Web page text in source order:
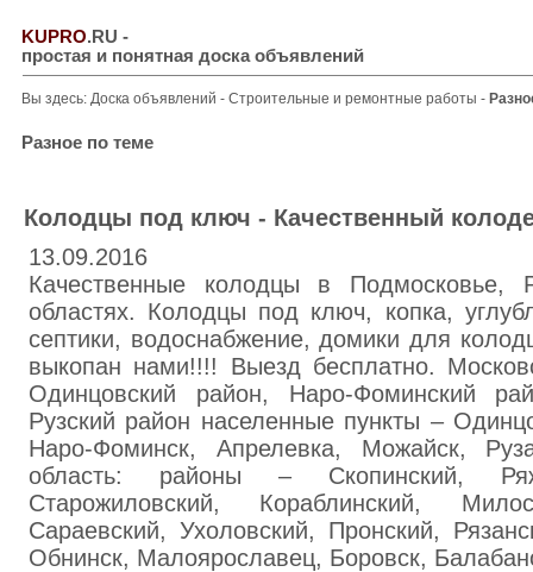
KUPRO.RU -
простая и понятная доска объявлений
Вы здесь: Доска объявлений - Строительные и ремонтные работы -
Разное по теме
Колодцы под ключ - Качественный
13.09.2016
Качественные колодцы в Подмосковье,
областях. Колодцы под ключ, копка,
септики, водоснабжение, домики для
выкопан нами!!!! Выезд бесплатно.
Одинцовский район, Наро-Фоминский
Рузский район населенные пункты –
Наро-Фоминск, Апрелевка, Можайск,
область: районы – Скопинский,
Старожиловский, Кораблинский,
Сараевский, Ухоловский, Пронский,
Обнинск, Малоярославец, Боровск,